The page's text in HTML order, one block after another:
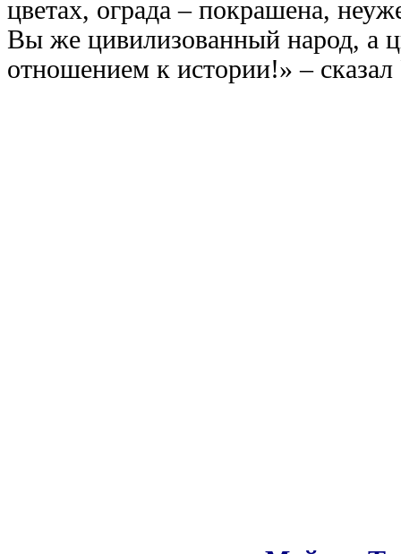
цветах, ограда – покрашена,
Вы же цивилизованный народ, а
отношением к истории!» –